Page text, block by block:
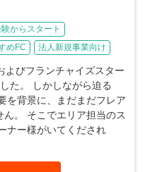
からスタート
めFC 法人新規事業向け
よびフランチャイズスター
た。 しかしながら迫る
を背景に、まだまだフレア
。 そこでエリア担当のス
ナー様がいてくだされ